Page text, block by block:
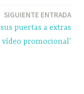
SIGUIENTE ENTRADA
puertas a extras
promocional’